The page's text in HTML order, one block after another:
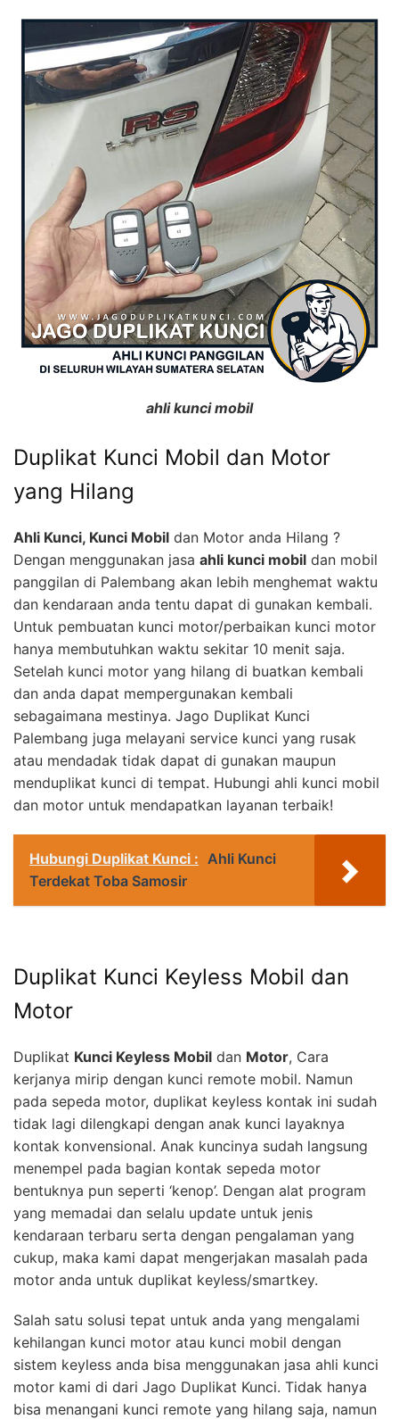
ahli kunci mobil
Duplikat Kunci Mobil dan Motor
yang Hilang
Ahli Kunci, Kunci Mobil dan Motor anda Hilang ?
Dengan menggunakan jasa ahli kunci mobil dan mobil
panggilan di Palembang akan lebih menghemat waktu
dan kendaraan anda tentu dapat di gunakan kembali.
Untuk pembuatan kunci motor/perbaikan kunci motor
hanya membutuhkan waktu sekitar 10 menit saja.
Setelah kunci motor yang hilang di buatkan kembali
dan anda dapat mempergunakan kembali
sebagaimana mestinya. Jago Duplikat Kunci
Palembang juga melayani service kunci yang rusak
atau mendadak tidak dapat di gunakan maupun
menduplikat kunci di tempat. Hubungi ahli kunci mobil
dan motor untuk mendapatkan layanan terbaik!
Hubungi Duplikat Kunci : Ahli Kunci
Terdekat Toba Samosir
Duplikat Kunci Keyless Mobil dan
Motor
Duplikat Kunci Keyless Mobil dan Motor, Cara
kerjanya mirip dengan kunci remote mobil. Namun
pada sepeda motor, duplikat keyless kontak ini sudah
tidak lagi dilengkapi dengan anak kunci layaknya
kontak konvensional. Anak kuncinya sudah langsung
menempel pada bagian kontak sepeda motor
bentuknya pun seperti ‘kenop’. Dengan alat program
yang memadai dan selalu update untuk jenis
kendaraan terbaru serta dengan pengalaman yang
cukup, maka kami dapat mengerjakan masalah pada
motor anda untuk duplikat keyless/smartkey.
Salah satu solusi tepat untuk anda yang mengalami
kehilangan kunci motor atau kunci mobil dengan
sistem keyless anda bisa menggunakan jasa ahli kunci
motor kami di dari Jago Duplikat Kunci. Tidak hanya
bisa menangani kunci remote yang hilang saja, namun